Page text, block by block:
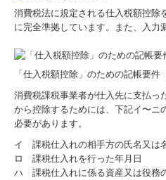
消費税法に規定される仕入税額控除
に完全準拠しています。また、入力
「仕入税額控除」のための記帳要件
消費税課税事業者が仕入先に支払っ
から控除するためには、下記イ〜ニ
必要があります。
イ 課税仕入れの相手方の氏名又は
ロ 課税仕入れを行った年月日
ハ 課税仕入れに係る資産又は役務